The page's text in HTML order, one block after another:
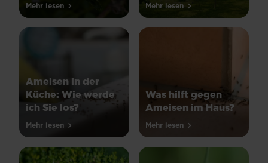
Mehr lesen Mehr lesen
Ameisen in der
Küche: Wie werde
ich Sie los?
Mehr lesen
Was hilft gegen
Ameisen im Haus?
Mehr lesen